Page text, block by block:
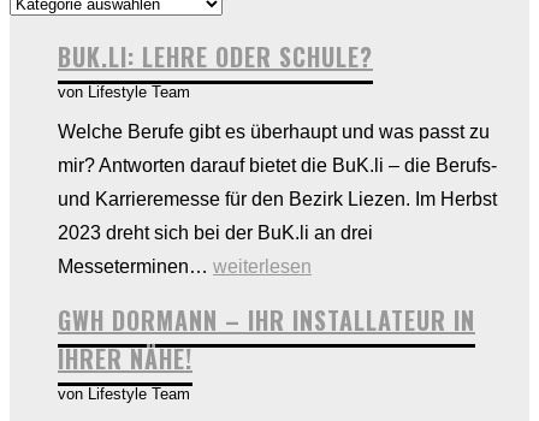
BUK.LI: LEHRE ODER SCHULE?
von Lifestyle Team
Welche Berufe gibt es überhaupt und was passt zu
mir? Antworten darauf bietet die BuK.li – die Berufs-
und Karrieremesse für den Bezirk Liezen. Im Herbst
2023 dreht sich bei der BuK.li an drei
Messeterminen… BUK.li:
oder
weiterlesen
GWH DORMANN – IHR INSTALLATEUR IN
IHRER NÄHE!
von Lifestyle Team